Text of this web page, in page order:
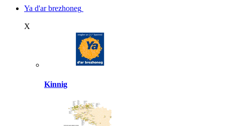
Ya d'ar brezhoneg
X
Kinnig